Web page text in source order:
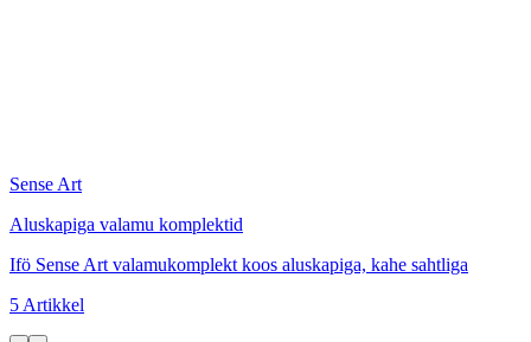
Sense Art
Aluskapiga valamu komplektid
Ifö Sense Art valamukomplekt koos aluskapiga, kahe sahtliga
5 Artikkel